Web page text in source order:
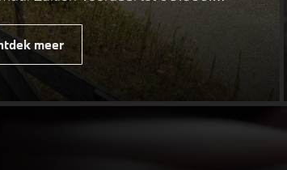
leverbaar vanaf € 75.347. Met de
5 Serie & i5 M Sport Pro Edition kiest
een rijk uitgeruste uitvoering waarin
details het verschil maken. De
die ervoor zorgen dat u nog één
omkijkt voordat u verder loopt.
meer